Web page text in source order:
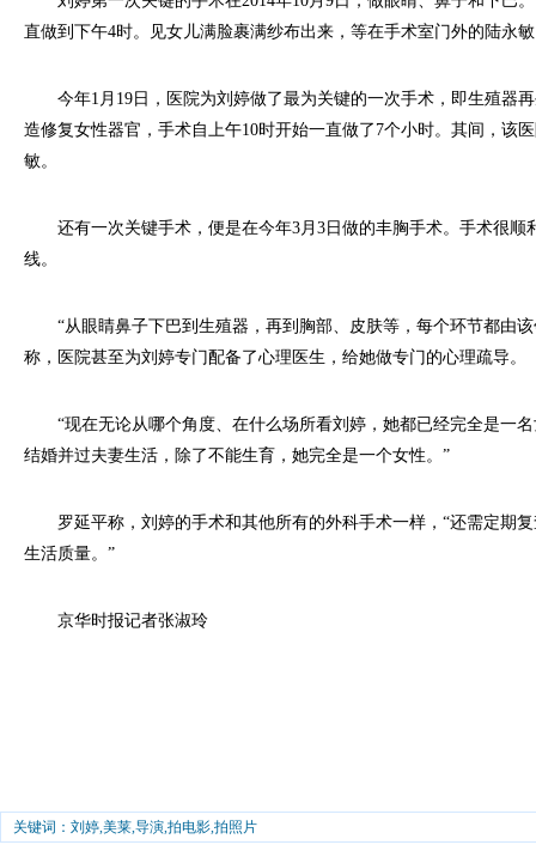
直做到下午4时。见女儿满脸裹满纱布出来，等在手术室门外的陆永
今年1月19日，医院为刘婷做了最为关键的一次手术，即生殖器再
造修复女性器官，手术自上午10时开始一直做了7个小时。其间，该
敏。
还有一次关键手术，便是在今年3月3日做的丰胸手术。手术很顺
线。
“从眼睛鼻子下巴到生殖器，再到胸部、皮肤等，每个环节都由该
称，医院甚至为刘婷专门配备了心理医生，给她做专门的心理疏导。
“现在无论从哪个角度、在什么场所看刘婷，她都已经完全是一名
结婚并过夫妻生活，除了不能生育，她完全是一个女性。”
罗延平称，刘婷的手术和其他所有的外科手术一样，“还需定期复
生活质量。”
京华时报记者张淑玲
关键词：刘婷,美莱,导演,拍电影,拍照片